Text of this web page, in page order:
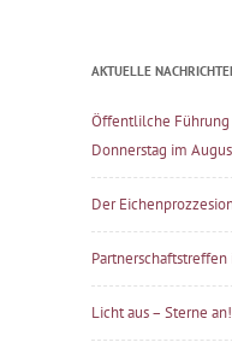
AKTUELLE
Öffentlilche
Donnerstag im
Der
Partnerschaftstreffen
Licht aus – Sterne an!